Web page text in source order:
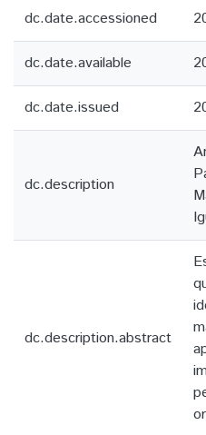
dc.date.accessioned
dc.date.available
dc.date.issued
dc.description
dc.description.abstract